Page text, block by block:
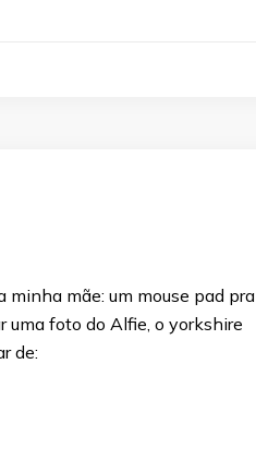
minha mãe: um mouse pad pra
uma foto do Alfie, o yorkshire
de: